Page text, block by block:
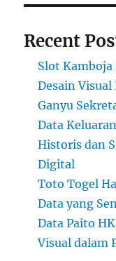
Recent
Slot Kamboja
Desain Visual
Ganyu
Data
Historis dan
Digital
Toto Togel
Data yang
Data Paito
Visual dalam